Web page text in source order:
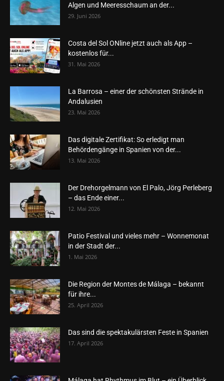
Algen und Meeresschaum an der...
29. Juni 2026
Costa del Sol ONline jetzt auch als App –
kostenlos für...
31. Mai 2026
La Barrosa – einer der schönsten Strände in
Andalusien
23. Mai 2026
Das digitale Zertifikat: So erledigt man
Behördengänge in Spanien von der...
13. Mai 2026
Der Drehorgelmann von El Palo, Jörg Perleberg
– das Ende einer...
12. Mai 2026
Patio Festival und vieles mehr – Wonnemonat
in der Stadt der...
1. Mai 2026
Die Region der Montes de Málaga – bekannt
für ihre...
25. April 2026
Das sind die spektakulärsten Feste in Spanien
17. April 2026